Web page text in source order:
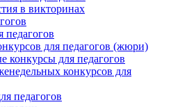
в викторинах
педагогов
для педагогов (жюри)
конкурсы для педагогов
конкурсов для
педагогов